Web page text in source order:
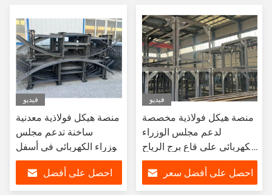
فيديو
منصة هيكل فولاذية معدنية
ساخنة تدعم مجلس
الوزراء الكهربائي في أسفل
برج الرياح
احصل على أفضل
فيديو
منصة هيكل فولاذية مخصصة
لدعم مجلس الوزراء
الكهربائي على قاع برج الرياح
المغطاة بالكهرباء
احصل على أفضل سعر